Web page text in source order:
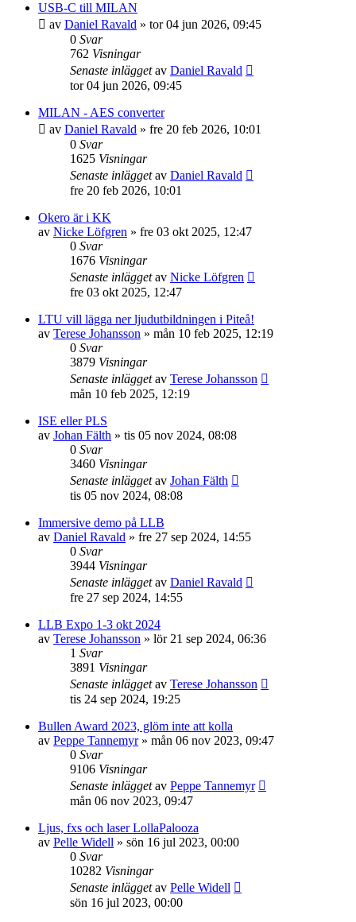
USB-C till MILAN
av Daniel Ravald » tor 04 jun 2026, 09:45
0 Svar
762 Visningar
Senaste inläggetav Daniel Ravald
tor 04 jun 2026, 09:45
MILAN - AES converter
av Daniel Ravald » fre 20 feb 2026, 10:01
0 Svar
1625 Visningar
Senaste inläggetav Daniel Ravald
fre 20 feb 2026, 10:01
Okero är i KK
av Nicke Löfgren » fre 03 okt 2025, 12:47
0 Svar
1676 Visningar
Senaste inläggetav Nicke Löfgren
fre 03 okt 2025, 12:47
LTU vill lägga ner ljudutbildningen i Piteå!
av Terese Johansson » mån 10 feb 2025, 12:19
0 Svar
3879 Visningar
Senaste inläggetav Terese Johansson
mån 10 feb 2025, 12:19
ISE eller PLS
av Johan Fälth » tis 05 nov 2024, 08:08
0 Svar
3460 Visningar
Senaste inläggetav Johan Fälth
tis 05 nov 2024, 08:08
Immersive demo på LLB
av Daniel Ravald » fre 27 sep 2024, 14:55
0 Svar
3944 Visningar
Senaste inläggetav Daniel Ravald
fre 27 sep 2024, 14:55
LLB Expo 1-3 okt 2024
av Terese Johansson » lör 21 sep 2024, 06:36
1 Svar
3891 Visningar
Senaste inläggetav Terese Johansson
tis 24 sep 2024, 19:25
Bullen Award 2023, glöm inte att kolla
av Peppe Tannemyr» mån 06 nov 2023, 09:47
0 Svar
9106 Visningar
Senaste inläggetav Peppe Tannemyr
mån 06 nov 2023, 09:47
Ljus, fxs och laser LollaPalooza
av Pelle Widell » sön 16 jul 2023, 00:00
0 Svar
10282 Visningar
Senaste inläggetav Pelle Widell
sön 16 jul 2023, 00:00